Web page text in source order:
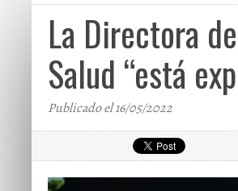
La Directora
Salud “está
Publicado el 16/05/2022